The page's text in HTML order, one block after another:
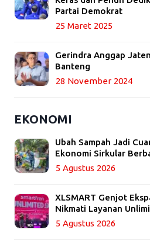
Partai Demokrat
25 Maret 2025
Gerindra Anggap
Banteng
28 November 2024
EKONOMI
Ubah Sampah Jadi
Ekonomi Sirkular
5 Agustus 2026
XLSMART Genjot
Nikmati Layanan
5 Agustus 2026